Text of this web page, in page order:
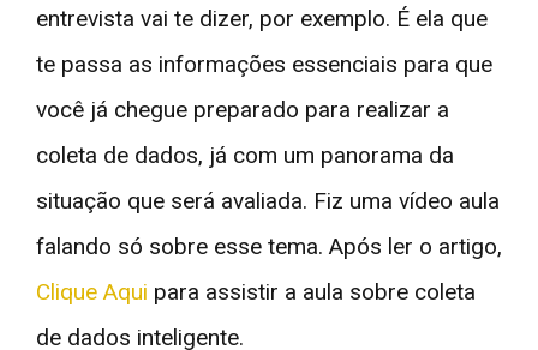
entrevista vai te dizer, por exemplo. É ela que
te passa as informações essenciais para que
você já chegue preparado para realizar a
coleta de dados, já com um panorama da
situação que será avaliada. Fiz uma vídeo aula
falando só sobre esse tema. Após ler o artigo,
Clique Aqui para assistir a aula sobre coleta
de dados inteligente.